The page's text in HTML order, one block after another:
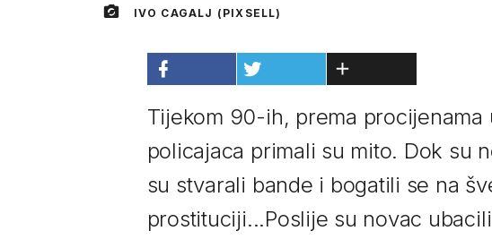
IVO CAGALJ (PIXSELL)
Tijekom 90-ih, prema
policajaca primali su mito. Dok su
su stvarali bande i bogatili se na
prostituciji...Poslije su novac